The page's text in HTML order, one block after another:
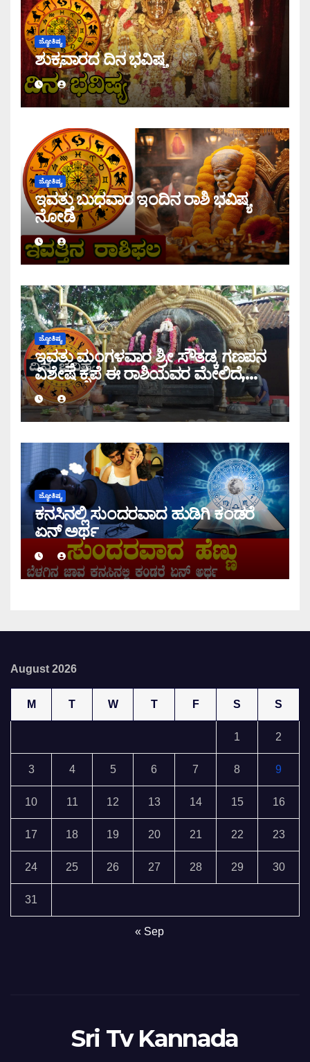
ಜ್ಯೋತಿಷ್ಯ
ಶುಕ್ರವಾರದ ದಿನ ಭವಿಷ್ಯ
ಜ್ಯೋತಿಷ್ಯ
ಇವತ್ತು ಬುಧವಾರ ಇಂದಿನ ರಾಶಿ ಭವಿಷ್ಯ
ನೋಡಿ
ಜ್ಯೋತಿಷ್ಯ
ಇವತ್ತು ಮಂಗಳವಾರ ಶ್ರೀ ಸೌತಡ್ಕ ಗಣಪನ
ವಿಶೇಷ ಕೃಪೆ ಈ ರಾಶಿಯವರ ಮೇಲಿದೆ,
ಇಂದಿನ ರಾಶಿ ಭವಿಷ್ಯ ತಿಳಿಯಿರಿ
ಜ್ಯೋತಿಷ್ಯ
ಕನಸಿನಲ್ಲಿ ಸುಂದರವಾದ ಹುಡಿಗಿ ಕಂಡರೆ
ಏನ್ ಅರ್ಥ
August 2026
M T W T F S S
1 2
3 4 5 6 7 8 9
10 11 12 13 14 15 16
17 18 19 20 21 22 23
24 25 26 27 28 29 30
31
« Sep
Sri Tv Kannada